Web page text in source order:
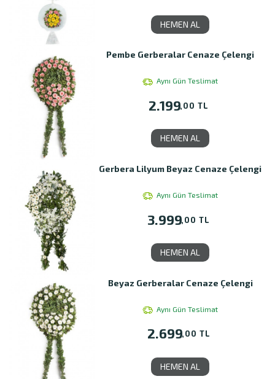
HEMEN AL
Pembe Gerberalar Cenaze Çelengi
Aynı Gün Teslimat
2.199,00 TL
HEMEN AL
Gerbera Lilyum Beyaz Cenaze Çelengi
Aynı Gün Teslimat
3.999,00 TL
HEMEN AL
Beyaz Gerberalar Cenaze Çelengi
Aynı Gün Teslimat
2.699,00 TL
HEMEN AL